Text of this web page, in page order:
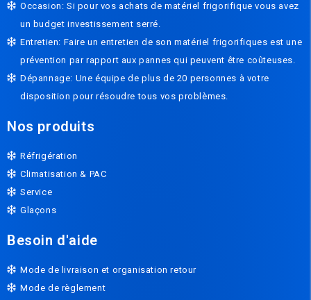
Occasion: Si pour vos achats de matériel frigorifique vous avez
un budget investissement serré.
Entretien: Faire un entretien de son matériel frigorifiques est une
prévention par rapport aux pannes qui peuvent être coûteuses.
Dépannage: Une équipe de plus de 20 personnes à votre
disposition pour résoudre tous vos problèmes.
Nos produits
Réfrigération
Climatisation & PAC
Service
Glaçons
Besoin d'aide
Mode de livraison et organisation retour
Mode de règlement